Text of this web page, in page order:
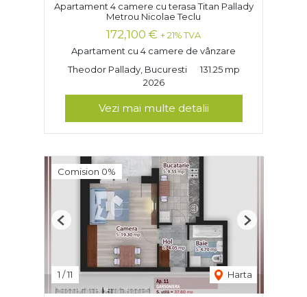
Apartament 4 camere cu terasa Titan Pallady
Metrou Nicolae Teclu
172,100 € + 21% TVA
Apartament cu 4 camere de vânzare
Theodor Pallady, Bucuresti
131.25 mp
2026
Vezi mai multe detalii
Comision 0%
1 /11 Harta
Previous Next